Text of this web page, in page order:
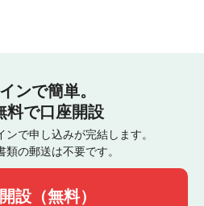
ンで簡単。
料で口座開設
で申し込みが完結します。
類の郵送は不要です。
設（無料）